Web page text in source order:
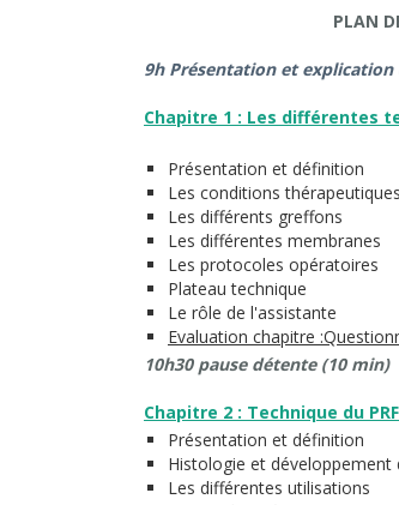
PLAN
9h Présentation et
Chapitre 1 : Les différentes
Présentation et définition
Les conditions
Les différents greffons
Les différentes membranes
Les protocoles opératoires
Plateau technique
Le rôle de l'assistante
Evaluation chapitre
10h30 pause détente (10 min)
Chapitre 2 : Technique du
Présentation et définition
Histologie et développement
Les différentes utilisations